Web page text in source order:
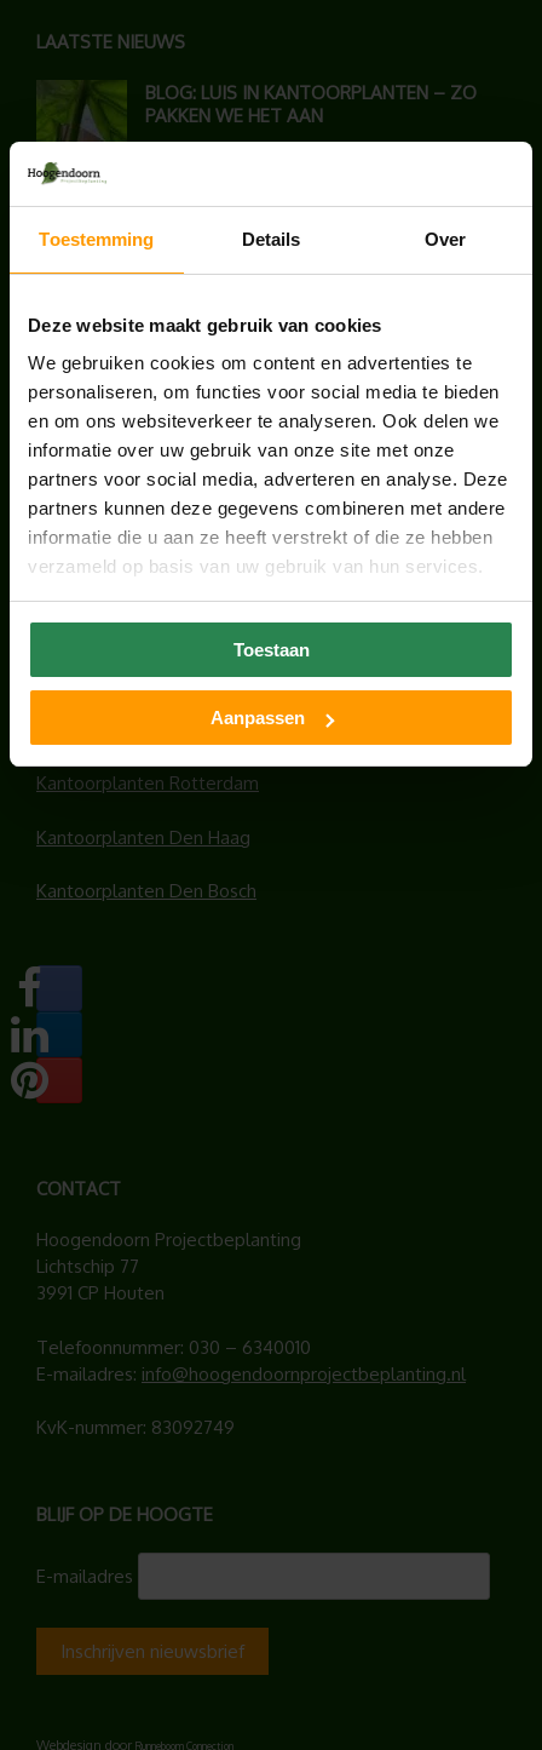
Toestemming Details Over
Deze website maakt gebruik van cookies
We gebruiken cookies om content en advertenties te
personaliseren, om functies voor social media te bieden
en om ons websiteverkeer te analyseren. Ook delen we
informatie over uw gebruik van onze site met onze
partners voor social media, adverteren en analyse. Deze
partners kunnen deze gegevens combineren met andere
informatie die u aan ze heeft verstrekt of die ze hebben
verzameld op basis van uw gebruik van hun services.
Toestaan
Aanpassen
LAATSTE NIEUWS
BLOG: LUIS IN KANTOORPLANTEN – ZO
PAKKEN WE HET AAN
UNION HOUSE UTRECHT
juli 28, 2026
ONS TEAM GROEIT VERDER
juni 17, 2026
HANDIGE LINKS
Office plants
Kantoorplanten Utrecht
Kantoorplanten Amsterdam
Kantoorplanten Amersfoort
Kantoorplanten Rotterdam
Kantoorplanten Den Haag
Kantoorplanten Den Bosch
CONTACT
Hoogendoorn Projectbeplanting
Lichtschip 77
3991 CP Houten
Telefoonnummer: 030 – 6340010
E-mailadres: info@hoogendoornprojectbeplanting.nl
KvK-nummer: 83092749
BLIJF OP DE HOOGTE
E-mailadres
Webdesign door Runneboom Connection